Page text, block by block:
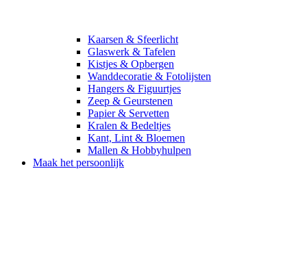
Kaarsen & Sfeerlicht
Glaswerk & Tafelen
Kistjes & Opbergen
Wanddecoratie & Fotolijsten
Hangers & Figuurtjes
Zeep & Geurstenen
Papier & Servetten
Kralen & Bedeltjes
Kant, Lint & Bloemen
Mallen & Hobbyhulpen
Maak het persoonlijk